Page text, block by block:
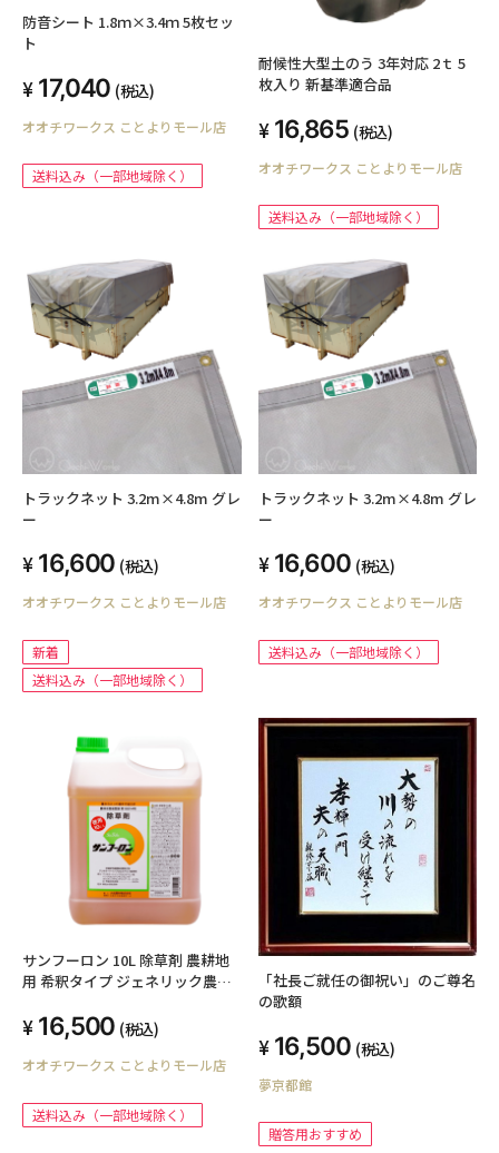
防音シート 1.8ｍ×3.4ｍ 5枚セッ
ト
17,040 (税込)
オオチワークス ことよりモール店
送料込み（一部地域除く）
耐候性大型土のう 3年対応 2ｔ 5
枚入り 新基準適合品
16,865 (税込)
オオチワークス ことよりモール店
送料込み（一部地域除く）
トラックネット 3.2m×4.8m グレ
ー
16,600 (税込)
オオチワークス ことよりモール店
新着
送料込み（一部地域除く）
トラックネット 3.2m×4.8m グレ
ー
16,600 (税込)
オオチワークス ことよりモール店
送料込み（一部地域除く）
サンフーロン 10L 除草剤 農耕地
用 希釈タイプ ジェネリック農薬
16,500 (税込)
オオチワークス ことよりモール店
送料込み（一部地域除く）
「社長ご就任の御祝い」のご尊名
の歌額
16,500 (税込)
夢京都館
贈答用おすすめ